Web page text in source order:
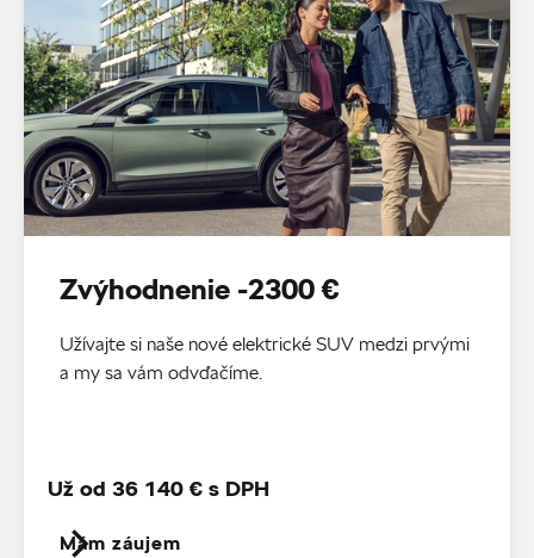
Zvýhodnenie -2300 €
Užívajte si naše nové elektrické SUV medzi prvými
a my sa vám odvďačíme.
Mám záujem
Už od 36 140 € s DPH